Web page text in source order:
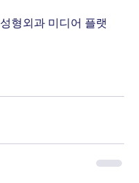
성형외과 미디어 플랫